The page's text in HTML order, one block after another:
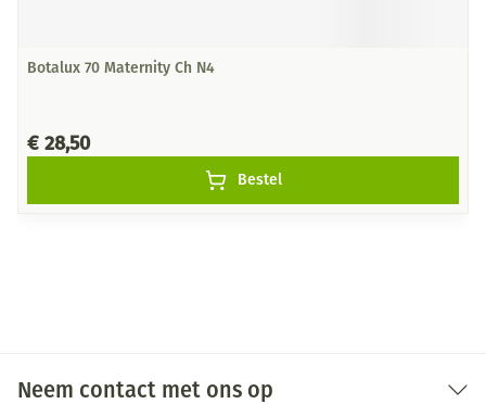
Botalux 70 Maternity Ch N4
€ 28,50
Bestel
Neem contact met ons op